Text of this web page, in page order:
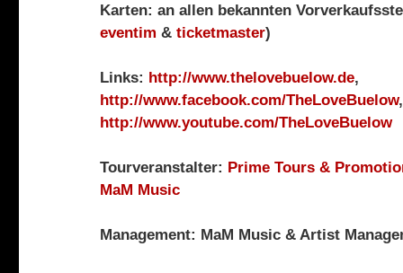
Karten: an allen bekannten
eventim & ticketmaster)
Links: http://www.thelovebuelow.de,
http://www.facebook.com/TheLoveBuelow,
http://www.youtube.com/TheLoveBuelow
Tourveranstalter: Prime Tours &
MaM Music
Management: MaM Music & Artist